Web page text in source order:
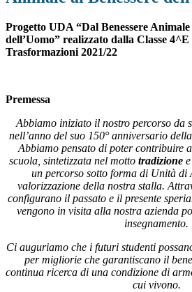
Progetto UDA “Dal Benessere Animale
dell’Uomo” realizzato dalla Classe
Trasformazioni 2021/22
Premessa
Abbiamo iniziato il nostro percorso da
nell’anno del suo 150° anniversario
Abbiamo pensato di poter contribuire
scuola, sintetizzata nel motto tradizionee
un percorso sotto forma di Unità di
valorizzazione della nostra stalla.
configurano il passato e il presente
vengono in visita alla nostra azienda
insegnamento.
Ci auguriamo che i futuri studenti
per migliorie che garantiscano il
continua ricerca di una condizione di
cui vivono.